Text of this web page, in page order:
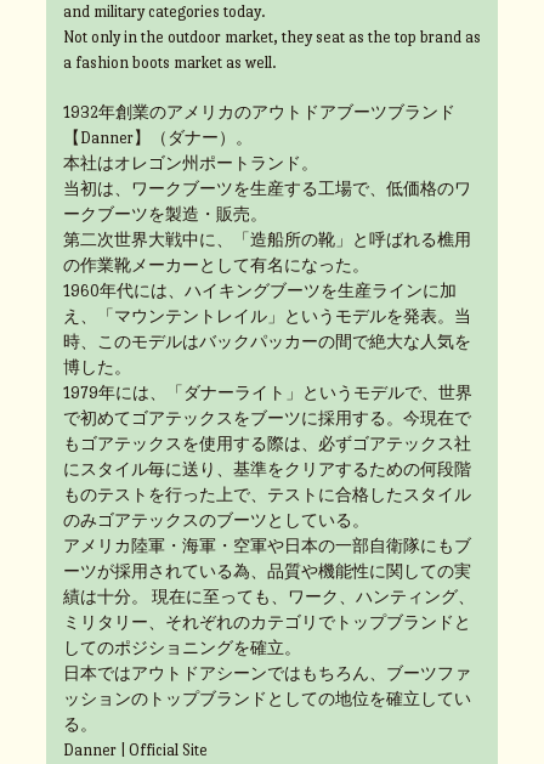
and military categories today.
Not only in the outdoor market, they seat as the top brand as
a fashion boots market as well.
1932年創業のアメリカのアウトドアブーツブランド
【Danner】（ダナー）。
本社はオレゴン州ポートランド。
当初は、ワークブーツを生産する工場で、低価格のワ
ークブーツを製造・販売。
第二次世界大戦中に、「造船所の靴」と呼ばれる樵用
の作業靴メーカーとして有名になった。
1960年代には、ハイキングブーツを生産ラインに加
え、「マウンテントレイル」というモデルを発表。当
時、このモデルはバックパッカーの間で絶大な人気を
博した。
1979年には、「ダナーライト」というモデルで、世界
で初めてゴアテックスをブーツに採用する。今現在で
もゴアテックスを使用する際は、必ずゴアテックス社
にスタイル毎に送り、基準をクリアするための何段階
ものテストを行った上で、テストに合格したスタイル
のみゴアテックスのブーツとしている。
アメリカ陸軍・海軍・空軍や日本の一部自衛隊にもブ
ーツが採用されている為、品質や機能性に関しての実
績は十分。 現在に至っても、ワーク、ハンティング、
ミリタリー、それぞれのカテゴリでトップブランドと
してのポジショニングを確立。
日本ではアウトドアシーンではもちろん、ブーツファ
ッションのトップブランドとしての地位を確立してい
る。
Danner | Official Site